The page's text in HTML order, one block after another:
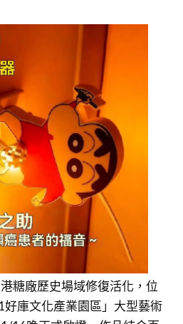
糖廠歷史場域修復活化，位
庫文化產業園區」大型藝術